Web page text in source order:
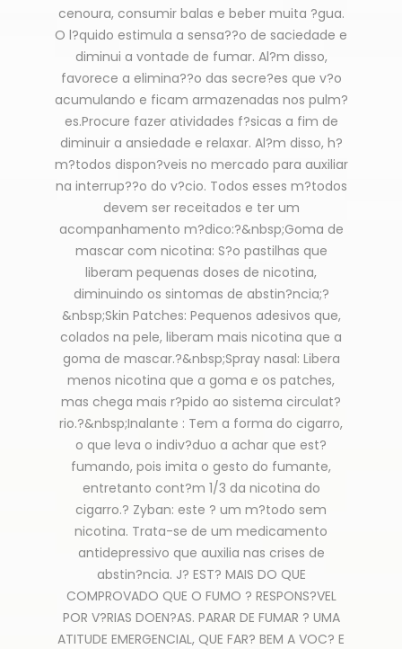
cenoura, consumir balas e beber muita ?gua.
O l?quido estimula a sensa??o de saciedade e
diminui a vontade de fumar. Al?m disso,
favorece a elimina??o das secre?es que v?o
acumulando e ficam armazenadas nos pulm?
es.Procure fazer atividades f?sicas a fim de
diminuir a ansiedade e relaxar. Al?m disso, h?
m?todos dispon?veis no mercado para auxiliar
na interrup??o do v?cio. Todos esses m?todos
devem ser receitados e ter um
acompanhamento m?dico:?&nbsp;Goma de
mascar com nicotina: S?o pastilhas que
liberam pequenas doses de nicotina,
diminuindo os sintomas de abstin?ncia;?
&nbsp;Skin Patches: Pequenos adesivos que,
colados na pele, liberam mais nicotina que a
goma de mascar.?&nbsp;Spray nasal: Libera
menos nicotina que a goma e os patches,
mas chega mais r?pido ao sistema circulat?
rio.?&nbsp;Inalante : Tem a forma do cigarro,
o que leva o indiv?duo a achar que est?
fumando, pois imita o gesto do fumante,
entretanto cont?m 1/3 da nicotina do
cigarro.? Zyban: este ? um m?todo sem
nicotina. Trata-se de um medicamento
antidepressivo que auxilia nas crises de
abstin?ncia. J? EST? MAIS DO QUE
COMPROVADO QUE O FUMO ? RESPONS?VEL
POR V?RIAS DOEN?AS. PARAR DE FUMAR ? UMA
ATITUDE EMERGENCIAL, QUE FAR? BEM A VOC? E